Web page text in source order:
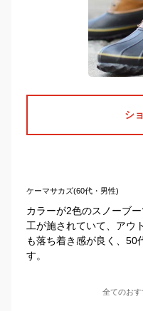
シ
ケーマサカズ(60代・男性)
カラーが2色のスノーブ
工が施されていて、アウ
も落ち着き感が良く、50
す。
全てのおす